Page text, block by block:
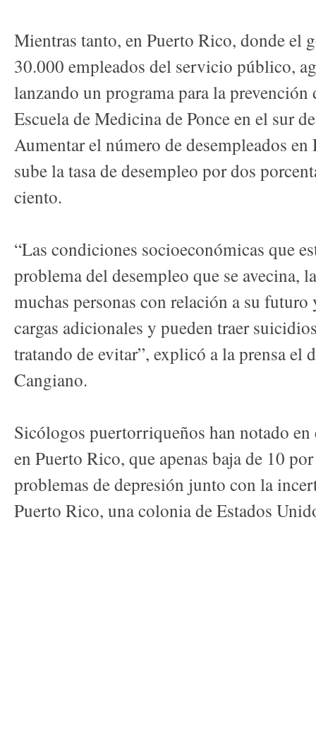
Mientras tanto, en Puerto Rico, donde el
30.000 empleados del servicio público,
lanzando un programa para la
Escuela de Medicina de Ponce en el sur
Aumentar el número de desempleados
sube la tasa de desempleo por dos
ciento.
“Las condiciones socioeconómicas que
problema del desempleo que se avecina,
muchas personas con relación a su
cargas adicionales y pueden traer
tratando de evitar”, explicó a la prensa el
Cangiano.
Sicólogos puertorriqueños han notado en
en Puerto Rico, que apenas baja de 10
problemas de depresión junto con la
Puerto Rico, una colonia de Estados